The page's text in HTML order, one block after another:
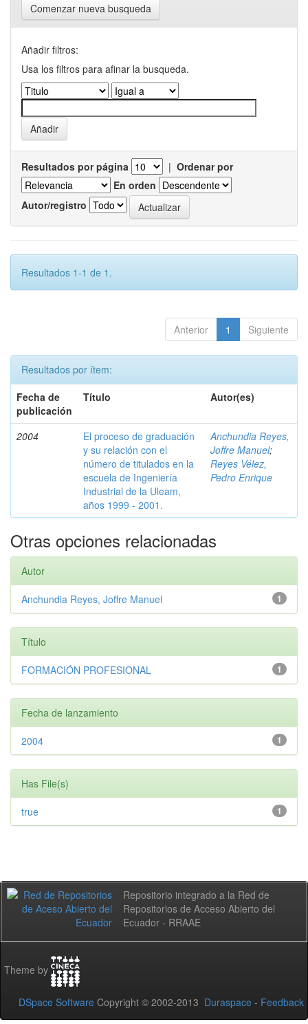
Comenzar nueva busqueda
Añadir filtros:
Usa los filtros para afinar la busqueda.
Resultados por página | Ordenar por
En orden
Autor/registro
Resultados 1-1 de 1.
Anterior 1 Siguiente
Resultados por ítem:
Fecha de
publicación
Título Autor(es)
2004
El proceso de graduación
y su relación con el
número de titulados en la
escuela de Ingeniería
Industrial de la Uleam,
años 1999 - 2001.
Anchundia Reyes,
Joffre Manuel;
Reyes Vélez,
Pedro Enrique
Otras opciones relacionadas
Autor
1
Anchundia Reyes, Joffre Manuel
Título
1
FORMACIÓN PROFESIONAL
Fecha de lanzamiento
1
2004
Has File(s)
1
true
Repositorio integrado a la Red de
Repositorios de Acceso Abierto del
Ecuador - RRAAE
Theme by
DSpace Software Copyright © 2002-2013 Duraspace - Feedback